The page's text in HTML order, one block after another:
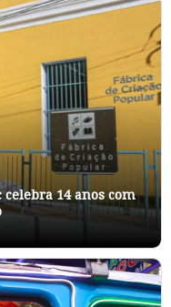
celebra 14 anos com